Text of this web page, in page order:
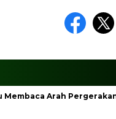
Arah Pergerakan BTC?